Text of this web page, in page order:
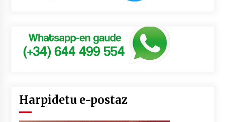
Harpidetu e-postaz